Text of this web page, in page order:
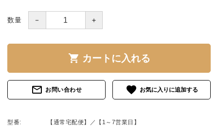
数量 － ＋
shopping_cart カートに入れる
mail_outline お問い合わせ favorite
型番: 【通常宅配便】／【1～7営業日】